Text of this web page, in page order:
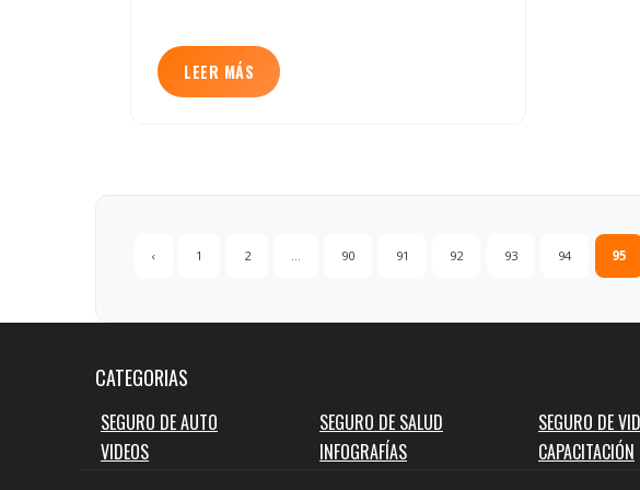
LEER MÁS
‹ 1 2 90 91 92 93 94 95
CATEGORIAS
SEGURO DE AUTO SEGURO DE SALUD SEGURO DE
VIDEOS
INFOGRAFÍAS CAPACITACIÓN